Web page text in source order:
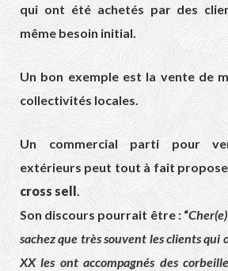
qui ont été achetés par des
même besoin initial.
Un bon exemple est la vente de
collectivités locales.
Un commercial parti pour
extérieurs peut tout à fait
cross sell.
Son discours pourrait être : “
sachez que très souvent les clients qui
XX les ont accompagnés des